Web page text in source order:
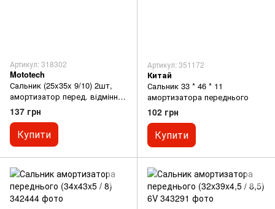
Артикул: 318302
Mototech
Сальник (25x35x 9/10) 2шт,
амортизатор перед. відмінна
якість
137 грн
Купити
Артикул: 351172
Китай
Сальник 33 * 46 * 11
амортизатора переднього
102 грн
Купити